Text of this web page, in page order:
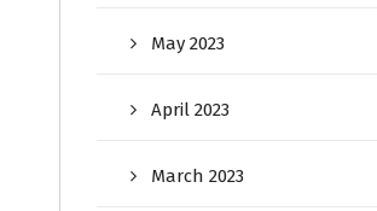
May 2023
April 2023
March 2023